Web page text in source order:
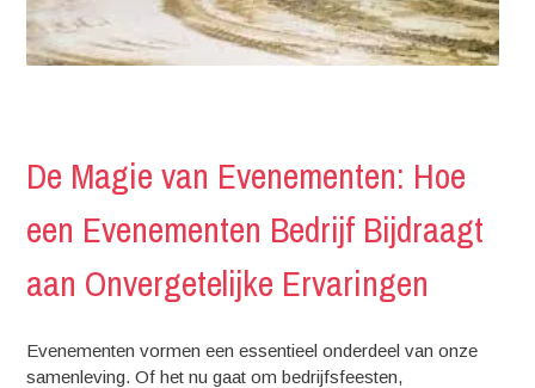
De Magie van Evenementen: Hoe
een Evenementen Bedrijf Bijdraagt
aan Onvergetelijke Ervaringen
Evenementen vormen een essentieel onderdeel van onze
samenleving. Of het nu gaat om bedrijfsfeesten,